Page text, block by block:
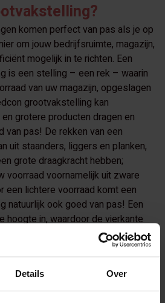
Details Over
komen perfect van pas als je op
om jouw bedrijfsruimte, magazijn,
mogelijk in te richten. Een
is een stelling – een rek – waarin
van uw magazijn, opgeslagen
grootvakstelling kan
grotere producten dragen en
van pas! De rekken van een
uit staanders, liggers en planken,
grote draagkracht hebben;
voorraad voornamelijk uit zware
een lichtere voorraad komt een
natuurlijk ook goed van pas! Een
hoogte in, waardoor de vierkante
worden benut en u zo veel
grootvakstelling